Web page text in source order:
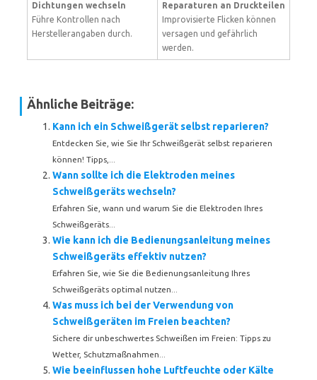
Dichtungen wechseln
Führe Kontrollen nach
Herstellerangaben durch.
Reparaturen an Druckteilen
Improvisierte Flicken können
versagen und gefährlich
werden.
Ähnliche Beiträge:
Kann ich ein Schweißgerät selbst reparieren?
Entdecken Sie, wie Sie Ihr Schweißgerät selbst reparieren
können! Tipps,...
Wann sollte ich die Elektroden meines
Schweißgeräts wechseln?
Erfahren Sie, wann und warum Sie die Elektroden Ihres
Schweißgeräts...
Wie kann ich die Bedienungsanleitung meines
Schweißgeräts effektiv nutzen?
Erfahren Sie, wie Sie die Bedienungsanleitung Ihres
Schweißgeräts optimal nutzen...
Was muss ich bei der Verwendung von
Schweißgeräten im Freien beachten?
Sichere dir unbeschwertes Schweißen im Freien: Tipps zu
Wetter, Schutzmaßnahmen...
Wie beeinflussen hohe Luftfeuchte oder Kälte